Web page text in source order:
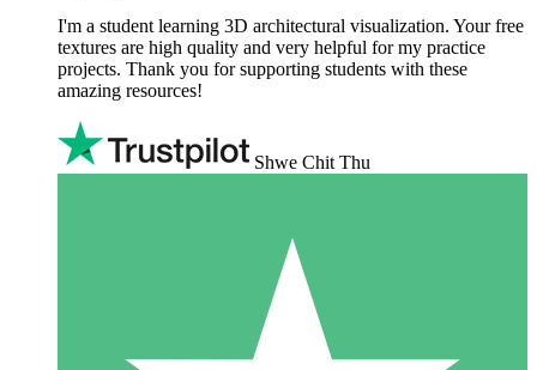
I'm a student learning 3D architectural visualization. Your free
textures are high quality and very helpful for my practice
projects. Thank you for supporting students with these
amazing resources!
Shwe Chit Thu